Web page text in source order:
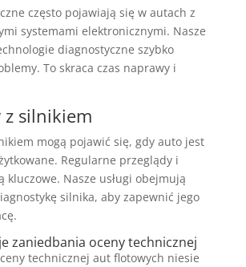
często pojawiają się w autach z
systemami elektronicznymi. Nasze
diagnostyczne szybko
To skraca czas naprawy i
z silnikiem
mogą pojawić się, gdy auto jest
Regularne przeglądy i
kluczowe. Nasze usługi obejmują
silnika, aby zapewnić jego
zaniedbania oceny technicznej
technicznej aut flotowych niesie